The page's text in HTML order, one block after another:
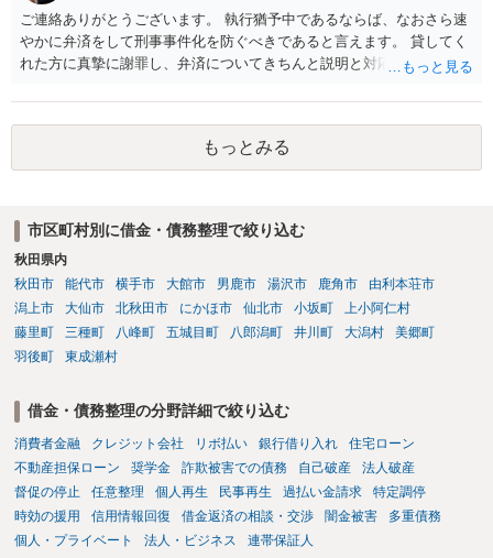
ご連絡ありがとうございます。 執行猶予中であるならば、なおさら速
やかに弁済をして刑事事件化を防ぐべきであると言えます。 貸してく
れた方に真摯に謝罪し、弁済についてきちんと説明と対応を行ってい
もっとみる
市区町村別に借金・債務整理で絞り込む
秋田県内
秋田市
能代市 横手市 大館市 男鹿市 湯沢市 鹿角市
由利本荘市
潟上市
大仙市 北秋田市 にかほ市 仙北市 小坂町
上小阿仁村
藤里町
三種町 八峰町 五城目町 八郎潟町 井川町 大潟村
美郷町
羽後町
東成瀬村
借金・債務整理の分野詳細で絞り込む
消費者金融 クレジット会社 リボ払い 銀行借り入れ
住宅ローン
不動産担保ローン
奨学金 詐欺被害での債務 自己破産
法人破産
督促の停止
任意整理 個人再生 民事再生 過払い金請求
特定調停
時効の援用
信用情報回復 借金返済の相談・交渉 闇金被害
多重債務
個人・プライベート
法人・ビジネス 連帯保証人